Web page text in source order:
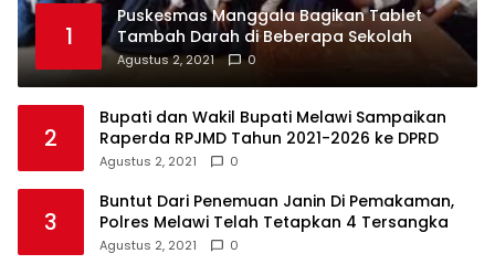
1
Puskesmas Manggala Bagikan Tablet
Tambah Darah di Beberapa Sekolah
Agustus 2, 2021 0
2
Bupati dan Wakil Bupati Melawi Sampaikan
Raperda RPJMD Tahun 2021-2026 ke DPRD
Agustus 2, 2021 0
3
Buntut Dari Penemuan Janin Di Pemakaman,
Polres Melawi Telah Tetapkan 4 Tersangka
Agustus 2, 2021 0